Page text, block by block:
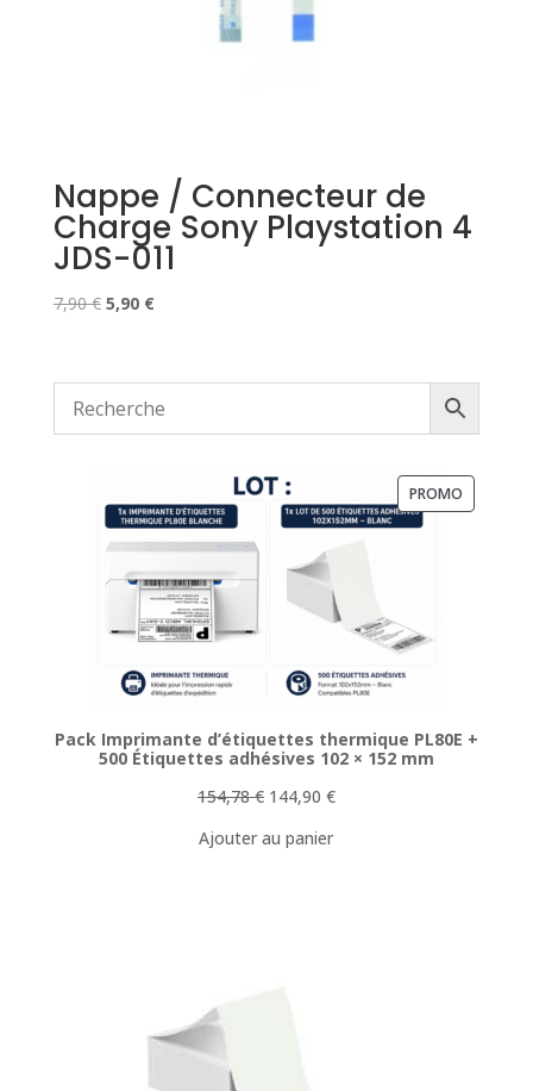
Nappe / Connecteur de
Charge Sony Playstation 4
JDS-011
7,90€ Le
était :
7,90 €.
5,90 €Le
est :
5,90 €.
PROMO
Pack Imprimante d’étiquettes thermique PL80E +
500 Étiquettes adhésives 102 × 152 mm
154,78€ Le
initial
144,90 €Le
Ajouter au panier